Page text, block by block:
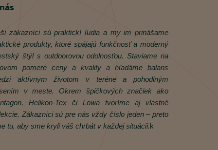
zákazníci sú praktickí ľudia a my im prinášame
produkty, ktoré spájajú funkčnosť a moderný
štýl s outdoorovou odolnosťou. Staviame na
pomere ceny a kvality a hľadáme balans
aktívnym životom v teréne a pohodlným
v meste. Okrem špičkových značiek ako
Helikon‑Tex či Lowa tvoríme aj vlastné
Zákazníci sú pre nás vždy číslo jeden – preto
tu, aby sme kryli váš chrbát v každej situácii.k